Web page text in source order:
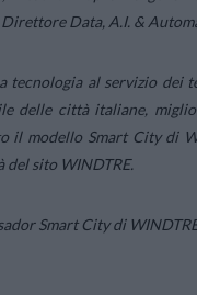
Data, A.I. &
tecnologia al servizio dei
delle città italiane,
modello Smart City di
sito WINDTRE.
Smart City di